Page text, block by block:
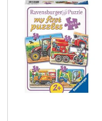
Produktdetaljer